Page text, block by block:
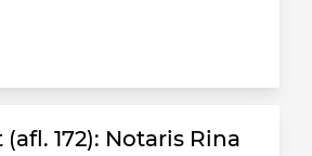
(afl. 172): Notaris Rina